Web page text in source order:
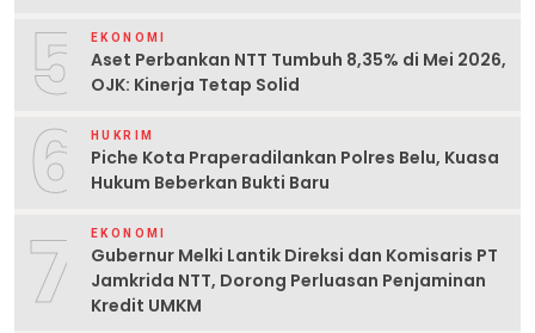
5 EKONOMI
Aset Perbankan NTT Tumbuh 8,35% di Mei 2026,
OJK: Kinerja Tetap Solid
6 HUKRIM
Piche Kota Praperadilankan Polres Belu, Kuasa
Hukum Beberkan Bukti Baru
7 EKONOMI
Gubernur Melki Lantik Direksi dan Komisaris PT
Jamkrida NTT, Dorong Perluasan Penjaminan
Kredit UMKM